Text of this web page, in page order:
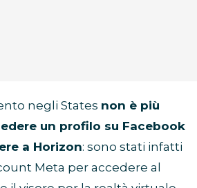
negli States non è più
un profilo su Facebook
a Horizon: sono stati infatti
Meta per accedere al